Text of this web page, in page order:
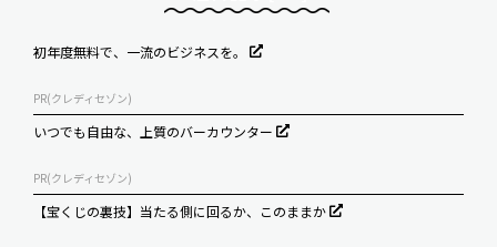
初年度無料で、一流のビジネスを。
PR(クレディセゾン)
いつでも自由な、上質のバーカウンター
PR(クレディセゾン)
【宝くじの裏技】当たる側に回るか、このままか